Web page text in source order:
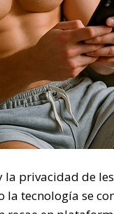
privacidad de
tecnología se